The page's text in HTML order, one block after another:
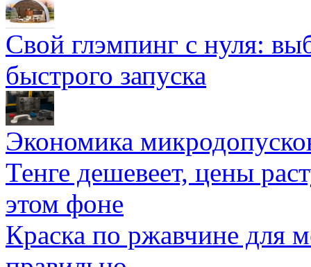
Свой глэмпинг с нуля:
быстрого запуска
Экономика
Тенге дешевеет, цены
этом фоне
Краска по ржавчине для